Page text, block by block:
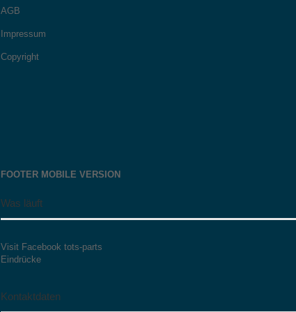
AGB
Impressum
Copyright
FOOTER MOBILE VERSION
Was läuft
Visit Facebook tots-parts
Eindrücke
Kontaktdaten